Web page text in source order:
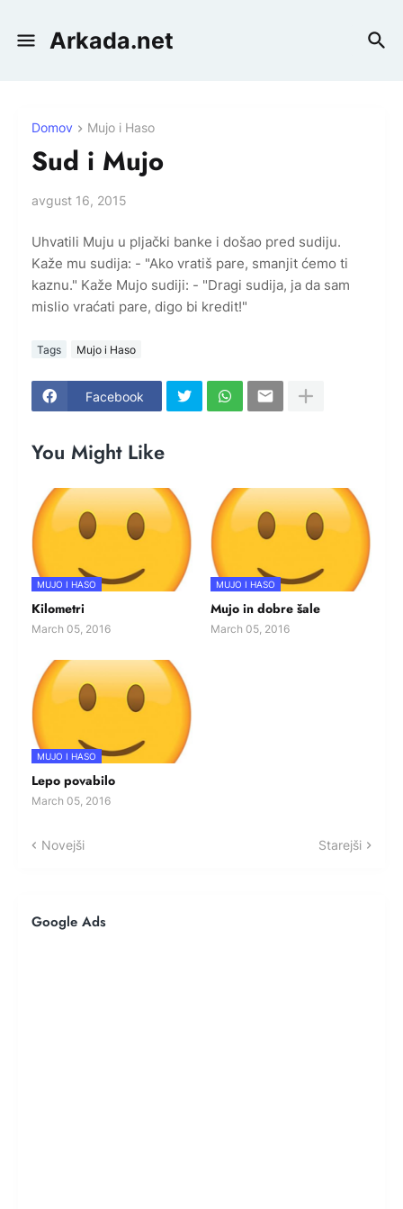
Arkada.net
Domov Mujo i Haso
Sud i Mujo
avgust 16, 2015
Uhvatili Muju u pljački banke i došao pred sudiju.
Kaže mu sudija: - "Ako vratiš pare, smanjit ćemo ti
kaznu." Kaže Mujo sudiji: - "Dragi sudija, ja da sam
mislio vraćati pare, digo bi kredit!"
Tags Mujo i Haso
Facebook
You Might Like
MUJO I HASO
Kilometri
March 05, 2016
MUJO I HASO
Mujo in dobre šale
March 05, 2016
MUJO I HASO
Lepo povabilo
March 05, 2016
Novejši Starejši
Google Ads